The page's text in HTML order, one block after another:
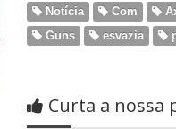
Notícia Com
Guns
esvazia
Curta a nossa